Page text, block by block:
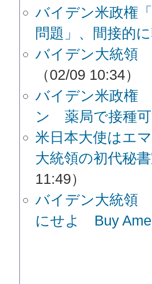
バイデン米政権
問題」、間接的
バイデン大統領
（02/09 10:34）
バイデン米政権
ン 薬局で接種
米日本大使はエ
大統領の初代秘
11:49）
バイデン大統領
にせよ Buy